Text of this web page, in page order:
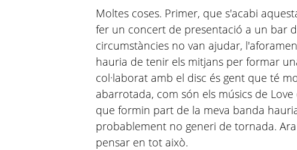
Moltes coses. Primer, que s'acabi
fer un concert de presentació a un bar
circumstàncies no van ajudar,
hauria de tenir els mitjans per formar
col·laborat amb el disc és gent que té
abarrotada, com són els músics de
que formin part de la meva banda
probablement no generi de tornada.
pensar en tot això.